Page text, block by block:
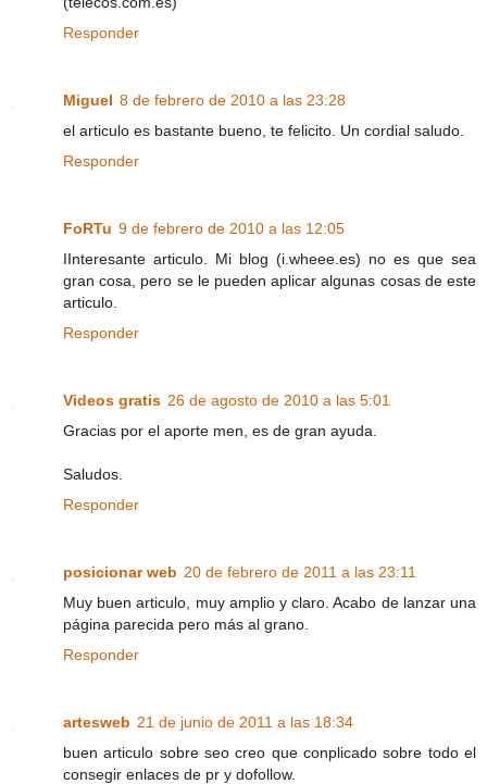
Responder
Miguel 8 de febrero de 2010 a las 23:28
el articulo es bastante bueno, te felicito. Un cordial saludo.
Responder
FoRTu 9 de febrero de 2010 a las 12:05
IInteresante articulo. Mi blog (i.wheee.es) no es que sea
gran cosa, pero se le pueden aplicar algunas cosas de este
articulo.
Responder
Videos gratis 26 de agosto de 2010 a las 5:01
Gracias por el aporte men, es de gran ayuda.
Saludos.
Responder
posicionar web 20 de febrero de 2011 a las 23:11
Muy buen articulo, muy amplio y claro. Acabo de lanzar una
página parecida pero más al grano.
Responder
artesweb 21 de junio de 2011 a las 18:34
buen articulo sobre seo creo que conplicado sobre todo el
consegir enlaces de pr y dofollow.